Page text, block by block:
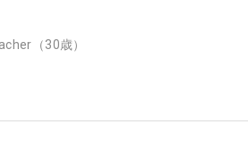
（30歳）